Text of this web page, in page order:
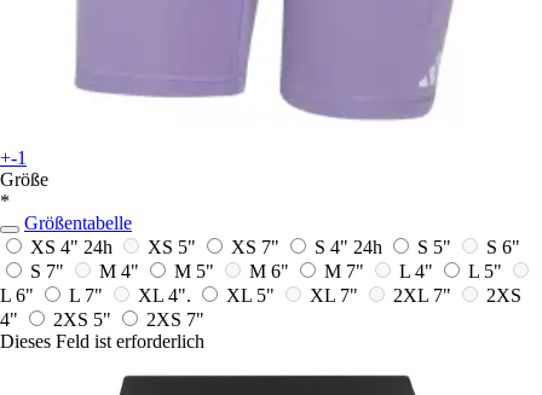
+-1
Größe
*
Größentabelle
XS 4" 24h XS 5" XS 7" S 4" 24h S 5"
S 6"
S 7"
M 4" M 5" M 6" M 7" L 4"
L 5"
L 6"
L 7" XL 4". XL 5" XL 7" 2XL 7"
2XS
4"
2XS 5"
2XS 7"
Dieses Feld ist erforderlich